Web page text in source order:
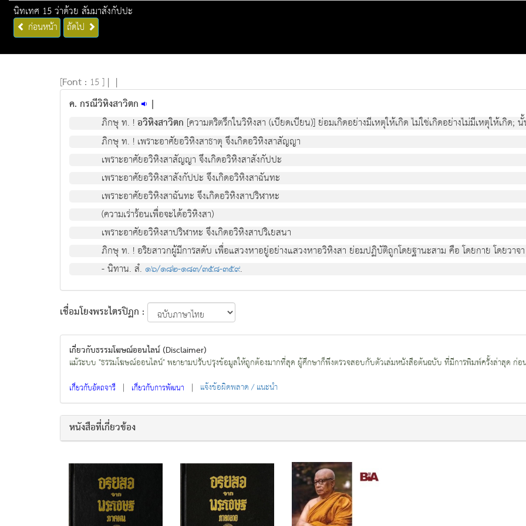
นิทเทศ 15 ว่าด้วย สัมมาสังกัปปะ
ก่อนหน้า ถัดไป
[Font : 15 ] | |
ค. กรณีวิหิงสาวิตก |
ภิกษุ ท. !อวิหิงสาวิตก [ความตริตรึกในวิหิงสา (เบียดเบียน)] ย่อมเกิดอย่างมีเหตุให้เกิด ไม่ใช่เกิดอย่างไม่มีเหตุให้เกิด; นั้
ภิกษุ ท. ! เพราะอาศัยอวิหิงสาธาตุ จึงเกิดอวิหิงสาสัญญา
เพราะอาศัยอวิหิงสาสัญญา จึงเกิดอวิหิงสาสังกัปปะ
เพราะอาศัยอวิหิงสาสังกัปปะ จึงเกิดอวิหิงสาฉันทะ
เพราะอาศัยอวิหิงสาฉันทะ จึงเกิดอวิหิงสาปริฬาหะ
(ความเร่าร้อนเพื่อจะได้อวิหิงสา)
เพราะอาศัยอวิหิงสาปริฬาหะ จึงเกิดอวิหิงสาปริเยสนา
ภิกษุ ท. ! อริยสาวกผู้มีการสดับ เพื่อแสวงหาอยู่อย่างแสวงหาอวิหิงสา ย่อมปฏิบัติถูกโดยฐานะสาม คือ โดยกาย โดยวาจา
- นิทาน. สํ.๑๖/๑๘๒-๑๘๓/๓๕๘-๓๕๙.
เชื่อมโยงพระไตรปิฏก :
เกี่ยวกับธรรมโฆษณ์ออนไลน์ (Disclaimer)
แม้ระบบ "ธรรมโฆษณ์ออนไลน์" พยายามปรับปรุงข้อมูลให้ถูกต้องมากที่สุด ผู้ศึกษาก็พึงตรวจสอบกับตัวเล่มหนังสือต้นฉบับ ที่มีการพิมพ์ครั้งล่าสุด ก่อน
เกี่ยวกับอัตถจารี | เกี่ยวกับการพัฒนา | แจ้งข้อผิดพลาด / แนะนำ
หนังสือที่เกี่ยวข้อง